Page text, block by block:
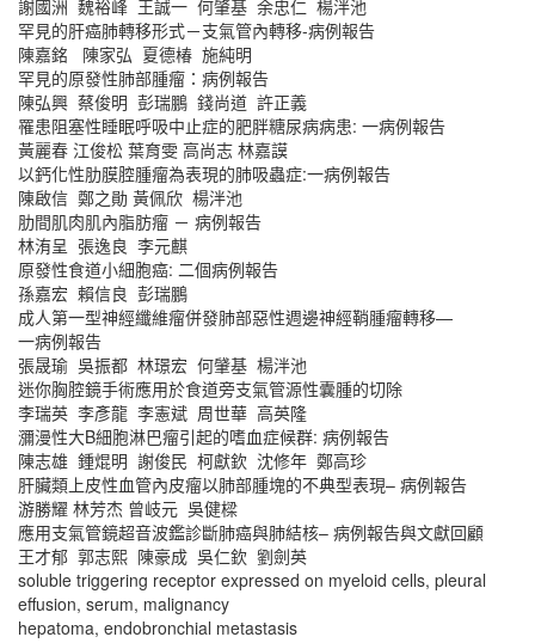
謝國洲 魏裕峰 王誠一 何肇基 余忠仁 楊泮池
罕見的肝癌肺轉移形式－支氣管內轉移-病例報告
陳嘉銘 陳家弘 夏德椿 施純明
罕見的原發性肺部腫瘤：病例報告
陳弘興 蔡俊明 彭瑞鵬 錢尚道 許正義
罹患阻塞性睡眠呼吸中止症的肥胖糖尿病病患: 一病例報告
黃麗春 江俊松 葉育雯 高尚志 林嘉謨
以鈣化性肋膜腔腫瘤為表現的肺吸蟲症:一病例報告
陳啟信 鄭之勛 黃佩欣 楊泮池
肋間肌肉肌內脂肪瘤 － 病例報告
林洧呈 張逸良 李元麒
原發性食道小細胞癌: 二個病例報告
孫嘉宏 賴信良 彭瑞鵬
成人第一型神經纖維瘤併發肺部惡性週邊神經鞘腫瘤轉移—
一病例報告
張晟瑜 吳振都 林璟宏 何肈基 楊泮池
迷你胸腔鏡手術應用於食道旁支氣管源性囊腫的切除
李瑞英 李彥龍 李憲斌 周世華 高英隆
瀰漫性大B細胞淋巴瘤引起的嗜血症候群: 病例報告
陳志雄 鍾焜明 謝俊民 柯獻欽 沈修年 鄭高珍
肝臟類上皮性血管內皮瘤以肺部腫塊的不典型表現– 病例報告
游勝耀 林芳杰 曾岐元 吳健樑
應用支氣管鏡超音波鑑診斷肺癌與肺結核– 病例報告與文獻回顧
王才郁 郭志熙 陳豪成 吳仁欽 劉劍英
soluble triggering receptor expressed on myeloid cells, pleural
effusion, serum, malignancy
hepatoma, endobronchial metastasis